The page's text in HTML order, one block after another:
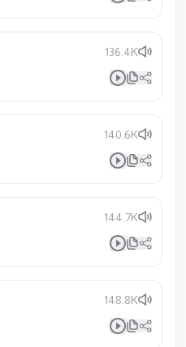
136.4K
140.6K
144.7K
148.8K